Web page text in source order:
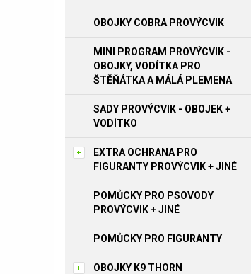
OBOJKY COBRA PROVÝCVIK
MINI PROGRAM PROVÝCVIK -
OBOJKY, VODÍTKA PRO
ŠTĚŇÁTKA A MÁLÁ PLEMENA
SADY PROVÝCVIK - OBOJEK +
VODÍTKO
EXTRA OCHRANA PRO
FIGURANTY PROVÝCVIK + JINÉ
POMŮCKY PRO PSOVODY
PROVÝCVIK + JINÉ
POMŮCKY PRO FIGURANTY
OBOJKY K9 THORN